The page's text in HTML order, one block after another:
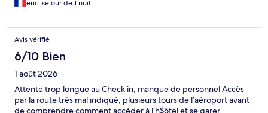
eric, séjour de 1 nuit
Avis vérifié
6/10 Bien
1 août 2026
Attente trop longue au Check in, manque de personnel Accès
par la route très mal indiqué, plusieurs tours de l’aéroport avant
de comprendre comment accéder à l’h$ôtel et se garer